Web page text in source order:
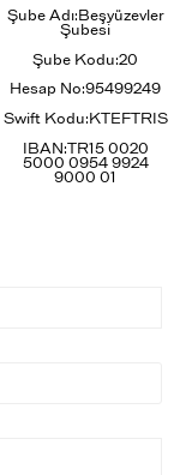
Şube Adı: Beşyüzevler
Şubesi
Şube Kodu:20
Hesap No:95499249
Swift Kodu: KTEFTRIS
IBAN:TR15 0020
5000 0954 9924
9000 01